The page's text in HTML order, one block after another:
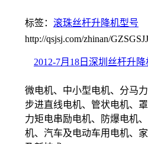
标签： 滚珠丝杆升降机型号
http://qsjsj.com/zhinan/
2012-7月18日深圳丝杆升
微电机、中小型电机、分马
步进直线电机、管状电机、
力矩电串励电机、防爆电机
机、汽车及电动车用电机、